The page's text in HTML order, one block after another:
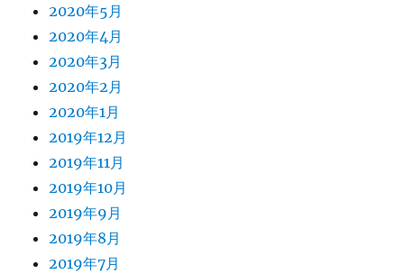
2020年5月
2020年4月
2020年3月
2020年2月
2020年1月
2019年12月
2019年11月
2019年10月
2019年9月
2019年8月
2019年7月